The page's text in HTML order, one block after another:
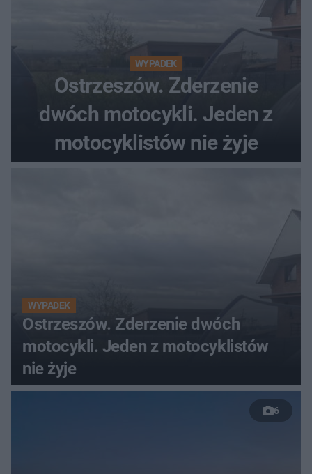
WYPADEK
Ostrzeszów. Zderzenie
dwóch motocykli. Jeden z
motocyklistów nie żyje
WYPADEK
Ostrzeszów. Zderzenie dwóch
motocykli. Jeden z motocyklistów
nie żyje
6